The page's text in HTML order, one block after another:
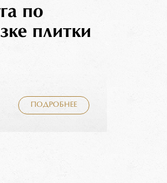
по
плитки
ПОДРОБНЕЕ